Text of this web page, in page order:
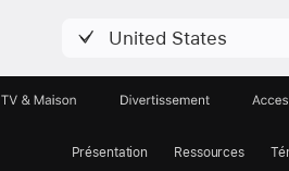
United States
TV & Maison Divertissements
Présentation Ressources